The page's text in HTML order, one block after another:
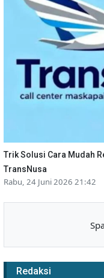
Trik Solusi Cara Mudah
TransNusa
Rabu, 24 Juni 2026 21:42
Redaksi